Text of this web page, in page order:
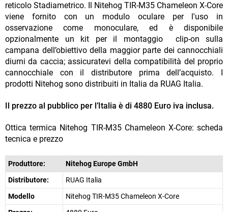
reticolo Stadiametrico. Il Nitehog TIR-M35 Chameleon X-Core
viene fornito con un modulo oculare per l'uso in
osservazione come monoculare, ed è disponibile
opzionalmente un kit per il montaggio clip-on sulla
campana dell’obiettivo della maggior parte dei cannocchiali
diurni da caccia; assicuratevi della compatibilità del proprio
cannocchiale con il distributore prima dell’acquisto. I
prodotti Nitehog sono distribuiti in Italia da RUAG Italia.
Il prezzo al pubblico per l’Italia è di 4880 Euro iva inclusa.
Ottica termica Nitehog TIR-M35 Chameleon X-Core: scheda
tecnica e prezzo
Produttore:
Nitehog Europe GmbH
Distributore:
RUAG Italia
Modello
Nitehog TIR-M35 Chameleon X-Core